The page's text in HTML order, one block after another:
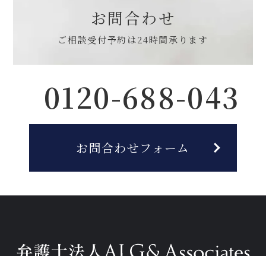
お問合わせ
ご相談受付予約は24時間承ります
0120-688-043
お問合わせフォーム